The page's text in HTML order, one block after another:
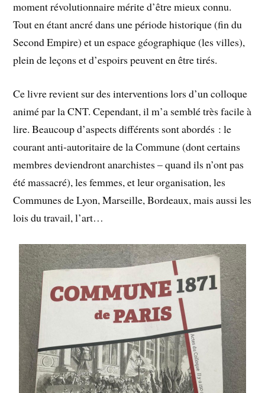
moment révolutionnaire mérite d’être mieux connu.
Tout en étant ancré dans une période historique (fin du
Second Empire) et un espace géographique (les villes),
plein de leçons et d’espoirs peuvent en être tirés.
Ce livre revient sur des interventions lors d’un colloque
animé par la CNT. Cependant, il m’a semblé très facile à
lire. Beaucoup d’aspects différents sont abordés : le
courant anti-autoritaire de la Commune (dont certains
membres deviendront anarchistes – quand ils n’ont pas
été massacré), les femmes, et leur organisation, les
Communes de Lyon, Marseille, Bordeaux, mais aussi les
lois du travail, l’art…